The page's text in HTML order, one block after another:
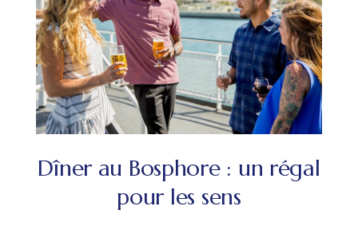
Dîner au Bosphore : un régal
pour les sens